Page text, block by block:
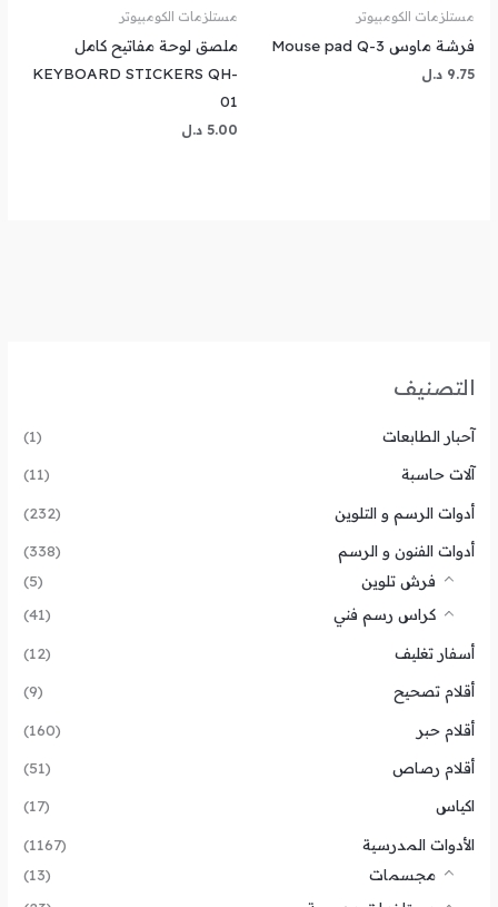
التصنيف
آحبار الطابعات (1)
آلات حاسبة (11)
أدوات الرسم و التلوين (232)
أدوات الفنون و الرسم
(338)
فرش تلوين
(5)
كراس رسم فني
(41)
أسفار تغليف (12)
أقلام تصحيح (9)
أقلام حبر (160)
أقلام رصاص (51)
اكياس (17)
الأدوات المدرسية
(1167)
مجسمات
(13)
مستلزمات الكومبيوتر
فرشة ماوس Mouse pad Q-3
9.75 د.ل
مستلزمات الكومبيوتر
ملصق لوحة مفاتيح كامل
KEYBOARD STICKERS QH-
01
5.00 د.ل